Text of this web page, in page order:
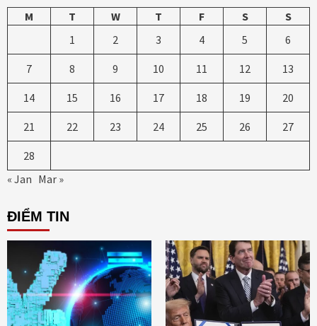
M T W T F S
S
1
2 3 4 5 6
7 8 9 10 11 12 13
14 15 16 17 18 19 20
21 22 23 24 25 26 27
28
« Jan Mar »
ĐIỂM TIN